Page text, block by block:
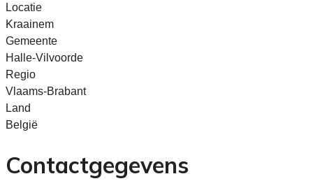
Locatie
Kraainem
Gemeente
Halle-Vilvoorde
Regio
Vlaams-Brabant
Land
België
Contactgegevens